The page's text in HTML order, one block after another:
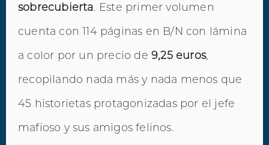
sobrecubierta. Este primer volumen
cuenta con 114 páginas en B/N con lámina
a color por un precio de 9,25 euros,
recopilando nada más y nada menos que
45 historietas protagonizadas por el jefe
mafioso y sus amigos felinos.